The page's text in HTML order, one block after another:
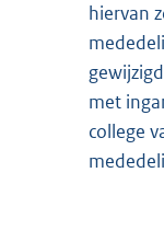
hiervan
met
college